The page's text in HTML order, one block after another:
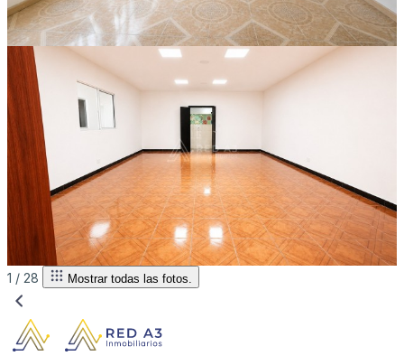
1 / 28 Mostrar todas las fotos.